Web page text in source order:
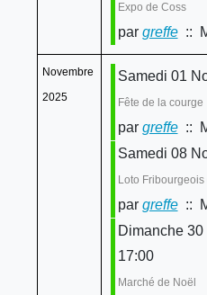
Expo de Coss
par greffe::
Novembre
2025
Samedi 01
Fête de la courge
par greffe::
Samedi 08
Loto Fribourgeois
par greffe::
Dimanche
17:00
Marché de Noël